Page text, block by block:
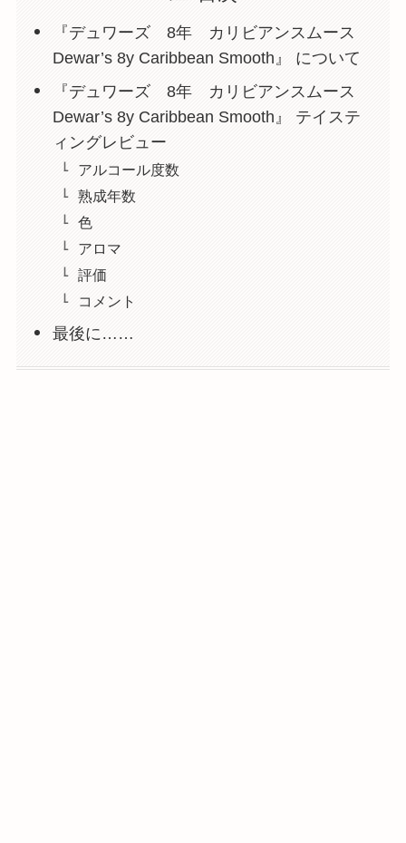
『デュワーズ 8年 カリビアンスムース
Dewar’s 8y Caribbean Smooth』 について
『デュワーズ 8年 カリビアンスムース
Dewar’s 8y Caribbean Smooth』 テイステ
ィングレビュー
アルコール度数
熟成年数
色
アロマ
評価
コメント
最後に……